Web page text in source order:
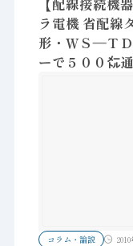
ラ電機 省配線
形・ＷＳ―Ｔ
ーで５００㍍
コラム・論説